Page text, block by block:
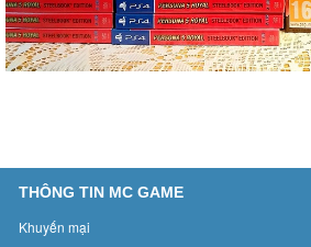
THÔNG TIN MC GAME
Khuyến mại